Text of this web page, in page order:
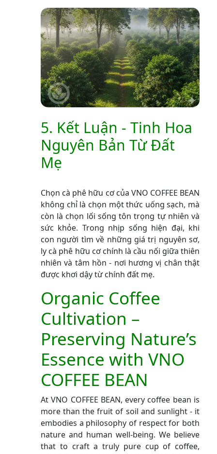
5. Kết Luận - Tinh Hoa
Nguyên Bản Từ Đất
Mẹ
Chọn cà phê hữu cơ của VNO COFFEE BEAN
không chỉ là chọn một thức uống sạch, mà
còn là chọn lối sống tôn trọng tự nhiên và
sức khỏe. Trong nhịp sống hiện đại, khi
con người tìm về những giá trị nguyên sơ,
ly cà phê hữu cơ chính là cầu nối giữa thiên
nhiên và tâm hồn - nơi hương vị chân thật
được khơi dậy từ chính đất mẹ.
Organic Coffee
Cultivation –
Preserving Nature’s
Essence with VNO
COFFEE BEAN
At VNO COFFEE BEAN, every coffee bean is
more than the fruit of soil and sunlight - it
embodies a philosophy of respect for both
nature and human well-being. We believe
that to craft a truly pure cup of coffee,